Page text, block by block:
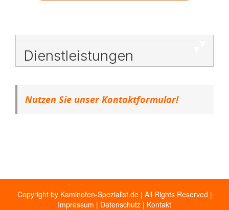
Dienstleistungen
Nutzen Sie unser Kontaktformular!
Copyright by Kaminofen-Spezialist.de | All Rights Reserved |
Impressum | Datenschutz | Kontakt